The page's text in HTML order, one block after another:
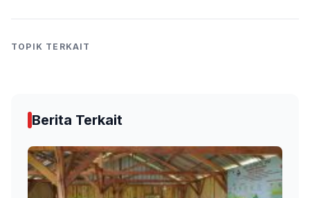
TOPIK TERKAIT
Berita Terkait